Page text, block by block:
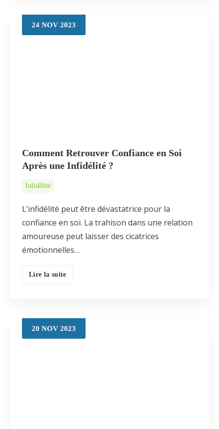
24 NOV 2023
Comment Retrouver Confiance en Soi
Après une Infidélité ?
Infidélité
L’infidélité peut être dévastatrice pour la
confiance en soi. La trahison dans une relation
amoureuse peut laisser des cicatrices
émotionnelles…
Lire la suite
20 NOV 2023